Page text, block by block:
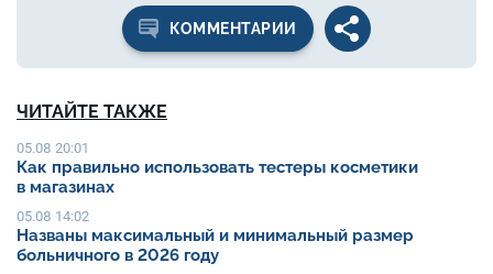
КОММЕНТАРИИ
ЧИТАЙТЕ ТАКЖЕ
05.08 20:01
Как правильно использовать тестеры косметики
в магазинах
05.08 14:02
Названы максимальный и минимальный размер
больничного в 2026 году